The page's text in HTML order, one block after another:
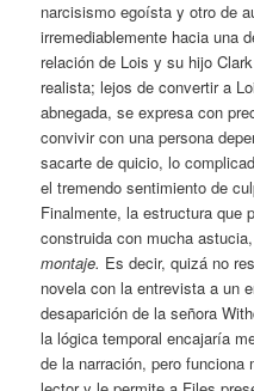
narcisismo egoísta y otro de
irremediablemente hacia una
relación de Lois y su hijo
realista; lejos de convertir a
abnegada, se expresa con
convivir con una persona
sacarte de quicio, lo
el tremendo sentimiento de
Finalmente, la estructura que
construida con mucha
montaje. Es decir, quizá no
novela con la entrevista a un
desaparición de la señora
la lógica temporal encajaría
de la narración, pero funciona